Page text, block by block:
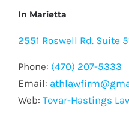
In Marietta
2551 Roswell Rd. Suite
Phone: (470) 207-5333
Email:
Web: Tovar-Hastings